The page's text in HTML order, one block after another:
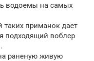
водоемы на самых
таких приманок дает
подходящий воблер
раненую живую